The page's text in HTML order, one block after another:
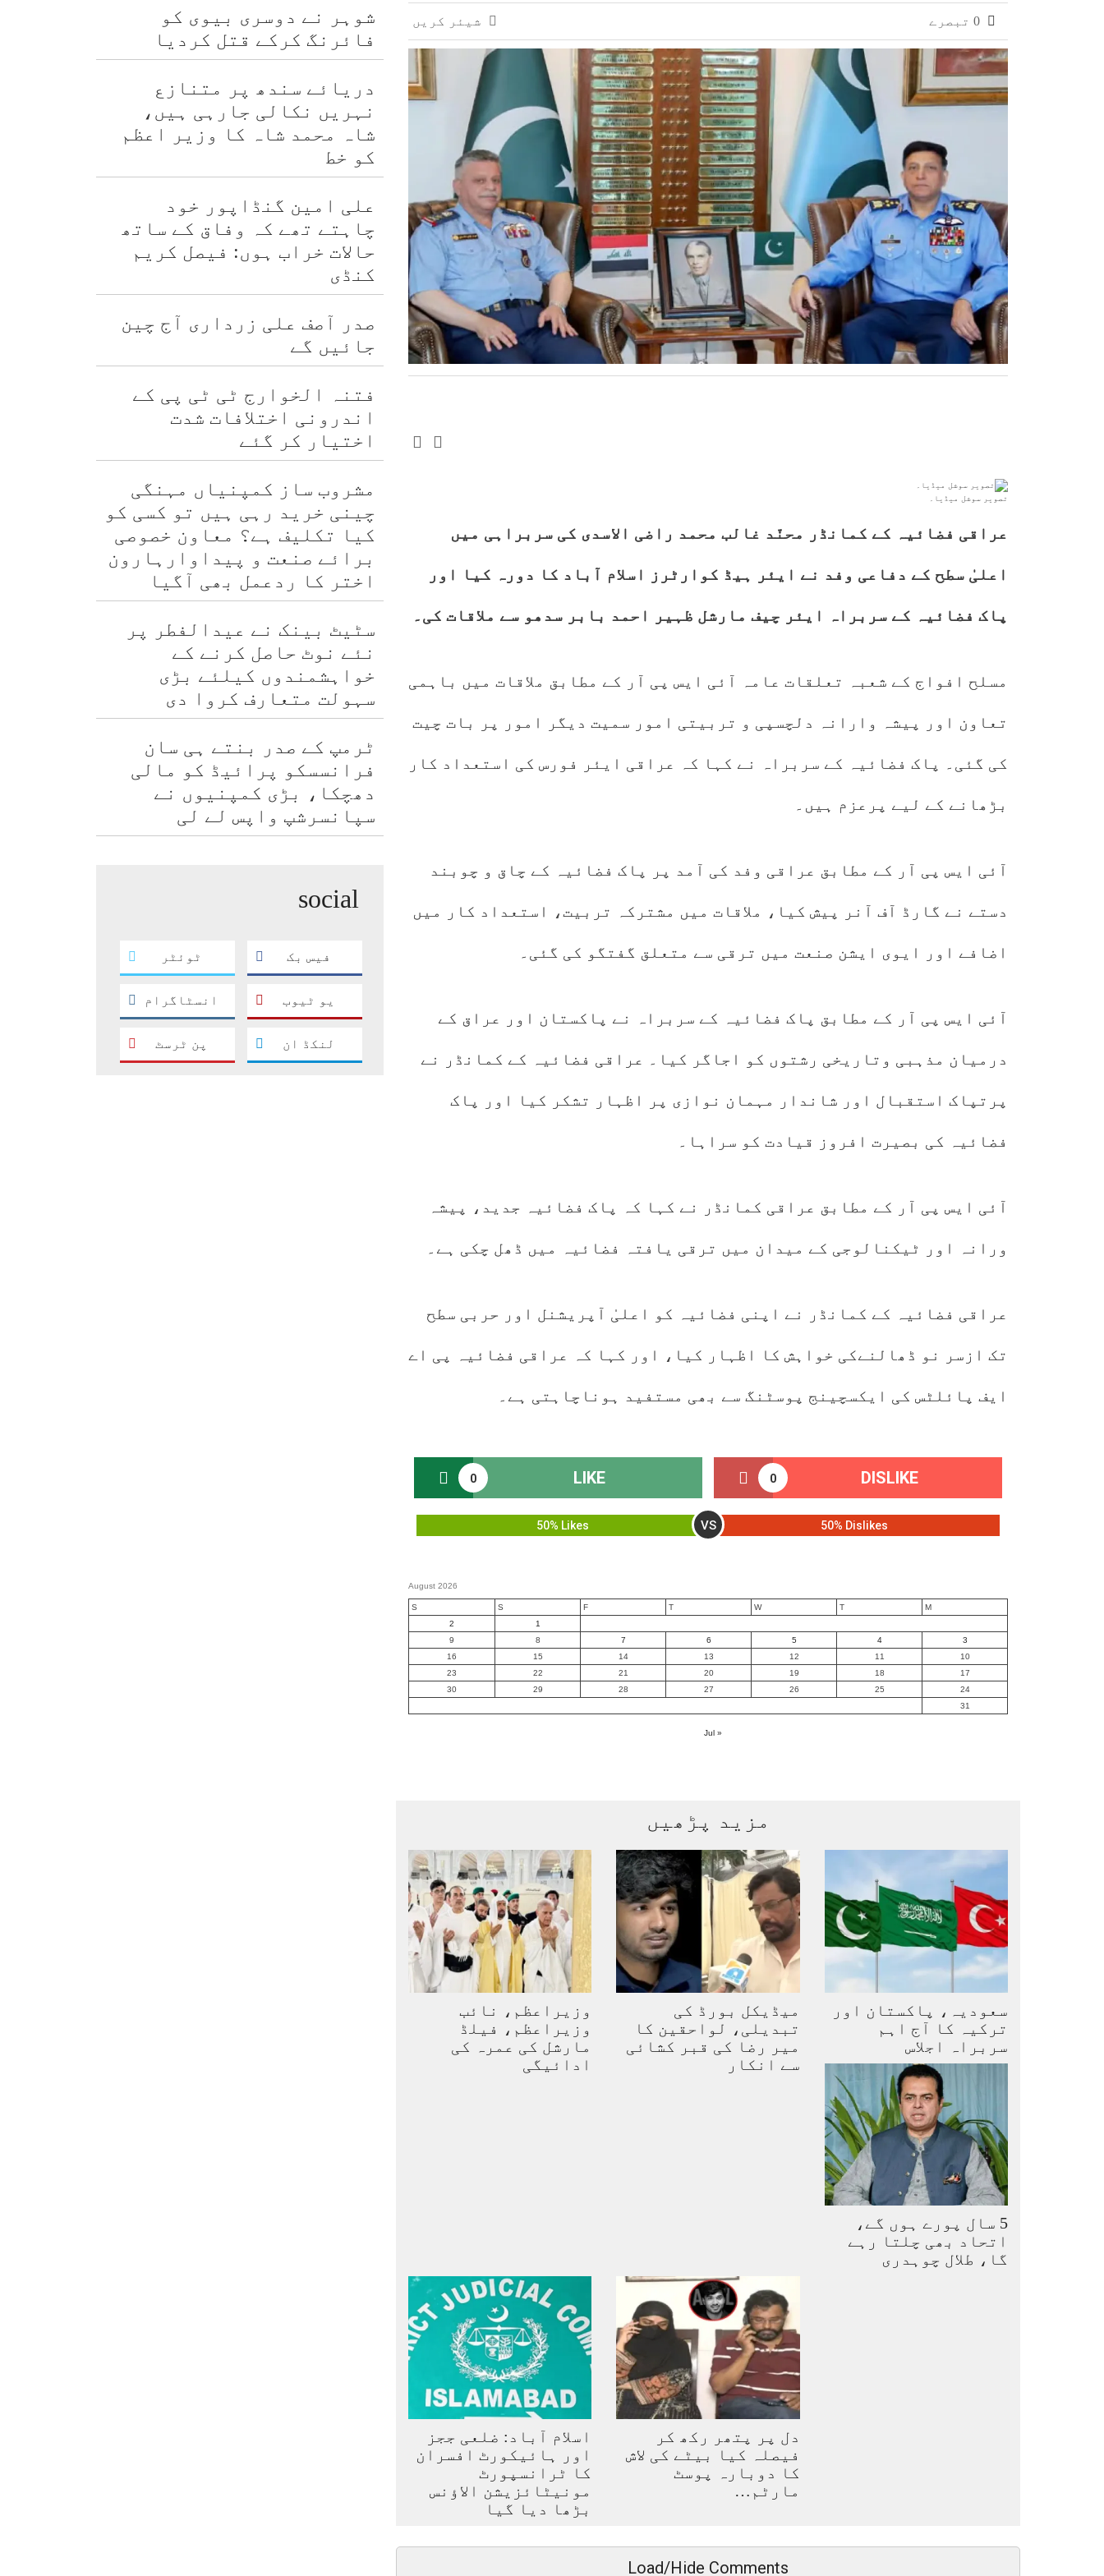
شوہر نے دوسری بیوی کو
فائرنگ کرکے قتل کردیا
دریائے سندھ پر متنازع
نہریں نکالی جارہی ہیں،
شاہ محمد شاہ کا وزیر اعظم
کو خط
علی امین گنڈاپور خود
چاہتے تھے کہ وفاق کے ساتھ
حالات خراب ہوں: فیصل کریم
کنڈی
صدر آصف علی زرداری آج چین
جائیں گے
فتنہ الخوارج ٹی ٹی پی کے
اندرونی اختلافات شدت
اختیار کر گئے
مشروب ساز کمپنیاں مہنگی
چینی خرید رہی ہیں تو کسی کو
کیا تکلیف ہے؟ معاون خصوصی
برائے صنعت و پیداوارہارون
اختر کا ردعمل بھی آگیا
سٹیٹ بینک نے عیدالفطر پر
نئے نوٹ حاصل کرنے کے
خواہشمندوں کیلئے بڑی
سہولت متعارف کروا دی
ٹرمپ کے صدر بنتے ہی سان
فرانسسکو پرائیڈ کو مالی
دھچکا، بڑی کمپنیوں نے
سپانسرشپ واپس لے لی
social
فیس بک ٹوئٹر
یو ٹیوب انسٹاگرام
لنکڈ ان پن ٹرسٹ
شیئر کریں
تصویر سوشل میڈیا۔
عراقی فضائیہ کے کمانڈر محنّد غالب محمد راضی الاسدی کی سربراہی میں
اعلیٰ سطح کے دفاعی وفد نے ایئر ہیڈ کوارٹرز اسلام آباد کا دورہ کیا اور
پاک فضائیہ کے سربراہ ایئر چیف مارشل ظہیر احمد بابر سدھو سے ملاقات کی۔
مسلح افواج کے شعبہ تعلقات عامہ آئی ایس پی آر کے مطابق ملاقات میں باہمی
تعاون اور پیشہ وارانہ دلچسپی و تربیتی امور سمیت دیگر امور پر بات چیت
کی گئی۔ پاک فضائیہ کے سربراہ نے کہا کہ عراقی ایئر فورس کی استعداد کار
بڑھانے کے لیے پرعزم ہیں۔
آئی ایس پی آر کے مطابق عراقی وفد کی آمد پر پاک فضائیہ کے چاق و چوبند
دستے نے گارڈ آف آنر پیش کیا، ملاقات میں مشترکہ تربیت، استعداد کار میں
اضافے اور ایوی ایشن صنعت میں ترقی سے متعلق گفتگو کی گئی۔
آئی ایس پی آر کے مطابق پاک فضائیہ کے سربراہ نے پاکستان اور عراق کے
درمیان مذہبی وتاریخی رشتوں کو اجاگر کیا۔ عراقی فضائیہ کے کمانڈر نے
پرتپاک استقبال اور شاندار مہمان نوازی پر اظہار تشکر کیا اور پاک
فضائیہ کی بصیرت افروز قیادت کو سراہا۔
آئی ایس پی آر کے مطابق عراقی کمانڈر نے کہا کہ پاک فضائیہ جدید، پیشہ
ورانہ اور ٹیکنالوجی کے میدان میں ترقی یافتہ فضائیہ میں ڈھل چکی ہے۔
عراقی فضائیہ کے کمانڈر نے اپنی فضائیہ کو اعلیٰ آپریشنل اور حربی سطح
تک ازسر نو ڈھالنےکی خواہش کا اظہار کیا، اور کہا کہ عراقی فضائیہ پی اے
ایف پائلٹس کی ایکسچینج پوسٹنگ سے بھی مستفید ہوناچاہتی ہے۔
0 LIKE 0 DISLIKE
50% Likes VS 50% Dislikes
August 2026
M
T
W
T
F
S
S
1
2
3
4
5
6
7
8
9
10
11
12
13
14
15
16
17
18
19
20
21
22
23
24
25
26
27
28
29
30
31
« Jul
مزید پڑھیں
وزیراعظم، نائب
وزیراعظم، فیلڈ
مارشل کی عمرہ کی
ادائیگی
میڈیکل بورڈ کی
تبدیلی، لواحقین کا
میر رضا کی قبر کشائی
سے انکار
سعودیہ، پاکستان اور
ترکیہ کا آج اہم
سربراہ اجلاس
5 سال پورے ہوں گے،
اتحاد بھی چلتا رہے
گا، طلال چوہدری
اسلام آباد: ضلعی ججز
اور ہائیکورٹ افسران
کا ٹرانسپورٹ
مونیٹائزیشن الاؤنس
بڑھا دیا گیا
دل پر پتھر رکھ کر
فیصلہ کیا بیٹے کی لاش
کا دوبارہ پوسٹ
مارٹم…
Load/Hide Comments